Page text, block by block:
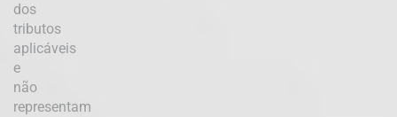
dos
tributos
aplicáveis
e
não
representam